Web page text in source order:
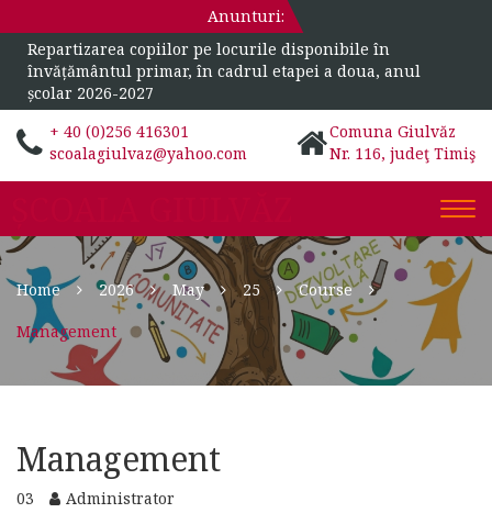
Anunturi:
Repartizarea copiilor pe locurile disponibile în
învățământul primar, în cadrul etapei a doua, anul
școlar 2026-2027
+ 40 (0)256 416301
scoalagiulvaz@yahoo.com
Comuna Giulvăz
Nr. 116, judeţ Timiş
Home 2026 May 25
Course
Management
Management
03
Administrator